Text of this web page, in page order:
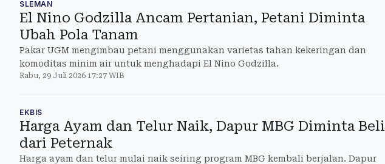
SLEMAN
El Nino Godzilla Ancam Pertanian, Petani Diminta
Ubah Pola Tanam
Pakar UGM mengimbau petani menggunakan varietas tahan kekeringan dan
komoditas minim air untuk menghadapi El Nino Godzilla.
Rabu, 29 Juli 2026 17:27 WIB
EKBIS
Harga Ayam dan Telur Naik, Dapur MBG Diminta Beli
dari Peternak
Harga ayam dan telur mulai naik seiring program MBG kembali berjalan. Dapur